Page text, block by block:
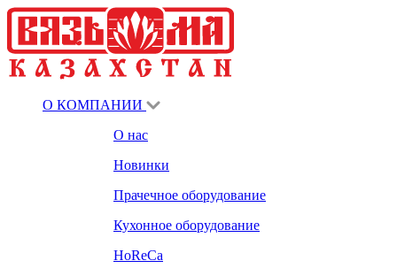
О КОМПАНИИ
О нас
Новинки
Прачечное оборудование
Кухонное оборудование
HoReCa